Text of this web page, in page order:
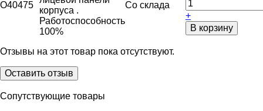
O40475
корпуса .
Работоспособность
100%
Со склада
+
В корзину
Отзывы на этот товар пока отсутствуют.
Оставить отзыв
Сопутствующие товары